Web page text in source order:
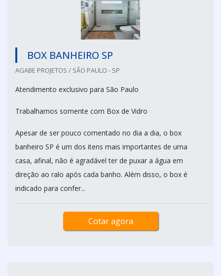
BOX BANHEIRO SP
AGABE PROJETOS / SÃO PAULO - SP
Atendimento exclusivo para São Paulo
Trabalhamos somente com Box de Vidro
Apesar de ser pouco comentado no dia a dia, o box
banheiro SP é um dos itens mais importantes de uma
casa, afinal, não é agradável ter de puxar a água em
direção ao ralo após cada banho. Além disso, o box é
indicado para confer...
Cotar agora